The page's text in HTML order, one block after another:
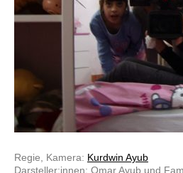
Regie, Kamera: Kurdwin Ayub
Darsteller:innen: Omar Ayub und